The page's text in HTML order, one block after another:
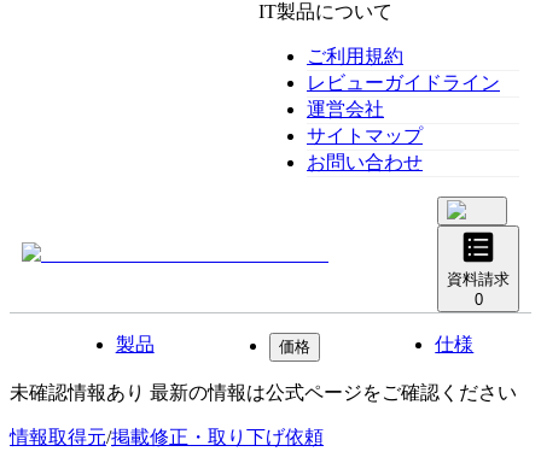
IT製品について
ご利用規約
レビューガイドライン
運営会社
サイトマップ
お問い合わせ
資料請求
0
製品 価格 仕様
未確認情報あり 最新の情報は公式ページをご確認ください
情報取得元/掲載修正・取り下げ依頼